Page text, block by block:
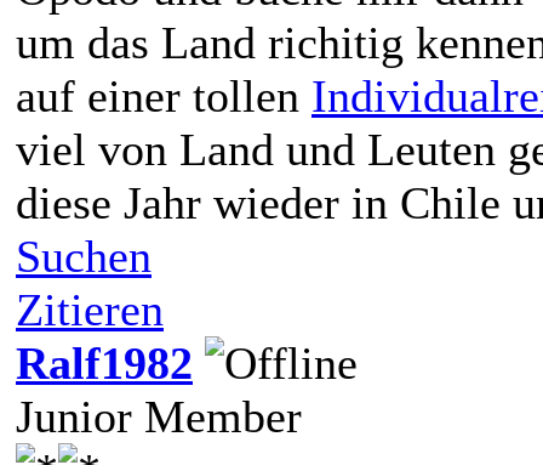
um das Land richitig
auf einer tollen
viel von Land und Leuten
diese Jahr wieder in Chile
Suchen
Zitieren
Ralf1982
Junior Member